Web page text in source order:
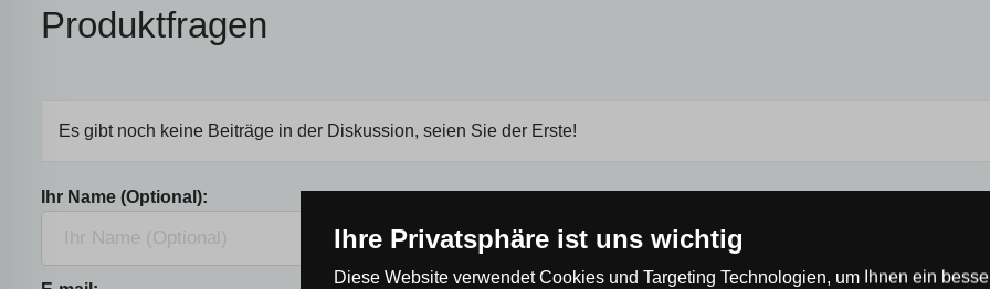
Produktfragen
Es gibt noch keine Beiträge in der Diskussion, seien Sie der Erste!
Ihr Name (Optional):
Ihre Privatsphäre ist uns wichtig
Diese Website verwendet Cookies und Targeting Technologien, um Ihnen ein